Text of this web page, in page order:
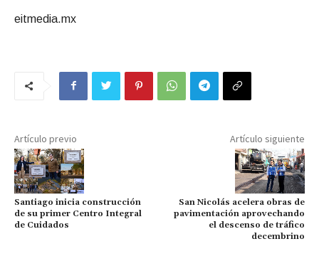
eitmedia.mx
Artículo previo
Santiago inicia construcción
de su primer Centro Integral
de Cuidados
Artículo siguiente
San Nicolás acelera obras de
pavimentación aprovechando
el descenso de tráfico
decembrino